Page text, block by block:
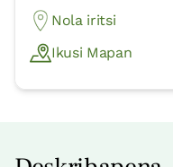
Nola iritsi
Ikusi Mapan